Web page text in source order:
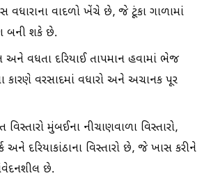
વધારાના વાદળો ખેંચે છે, જે ટૂંકા ગાળામાં
બની શકે છે.
અને વધતા દરિયાઈ તાપમાન હવામાં ભેજ
કારણે વરસાદમાં વધારો અને અચાનક પૂર
મુંબઈના નીચાણવાળા વિસ્તારો,
અને દરિયાકાંઠાના વિસ્તારો છે, જે ખાસ કરીને
છે.